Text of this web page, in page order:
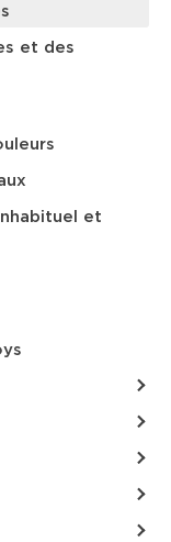
et des
et